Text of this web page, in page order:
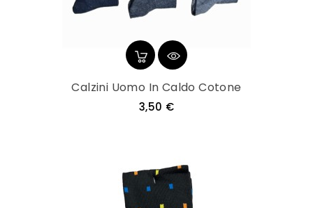
Calzini Uomo In Caldo Cotone
3,50 €Prezzo